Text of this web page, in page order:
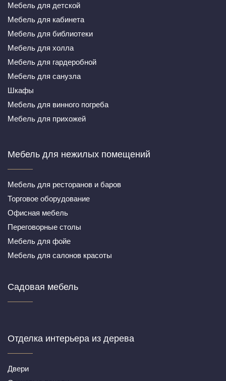
Мебель для детской
Мебель для кабинета
Мебель для библиотеки
Мебель для холла
Мебель для гардеробной
Мебель для санузла
Шкафы
Мебель для винного погреба
Мебель для прихожей
Мебель для нежилых помещений
Мебель для ресторанов и баров
Торговое оборудование
Офисная мебель
Переговорные столы
Мебель для фойе
Мебель для салонов красоты
Садовая мебель
Отделка интерьера из дерева
Двери